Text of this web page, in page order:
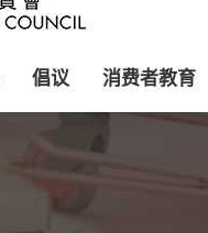
倡议 消费者教育